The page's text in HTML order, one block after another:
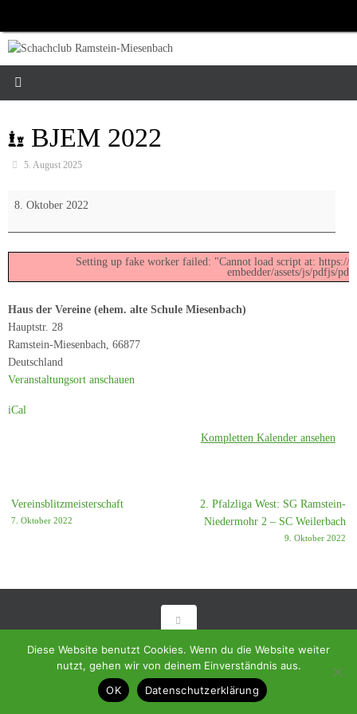
springen
BJEM 2022
5. August 2025
BJEM
8. Oktober 2022
Setting up fake worker failed: "Cannot load script at: https://
embedder/assets/js/pdfjs/
Haus der Vereine (ehem. alte Schule Miesenbach)
Hauptstr. 28
Ramstein-Miesenbach 66877
Deutschland
Veranstaltungsort anschauen
iCal
Kompletten Kalender ansehen
Vereinsblitzmeisterschaft
7. Oktober 2022
2. Pfalzliga West: SG Ramstein-
Niedermohr 2 – SC Weilerbach
9. Oktober 2022
© 2018 - Homepage des SC Ramstein-Miesenbach
Präsentiert von Tempera&WordPress.
Diese Website benutzt Cookies. Wenn du die Website weiter
nutzt, gehen wir von deinem Einverständnis aus.
OK
Datenschutzerklärung